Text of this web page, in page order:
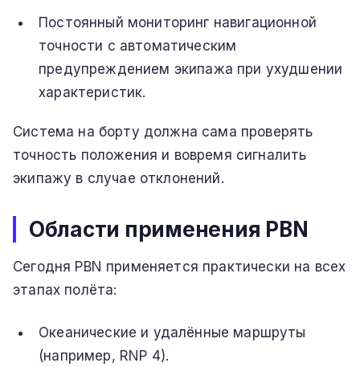
Постоянный мониторинг навигационной
точности с автоматическим
предупреждением экипажа при ухудшении
характеристик.
Система на борту должна сама проверять
точность положения и вовремя сигналить
экипажу в случае отклонений.
Области применения PBN
Сегодня PBN применяется практически на всех
этапах полёта:
Океанические и удалённые маршруты
(например, RNP 4).